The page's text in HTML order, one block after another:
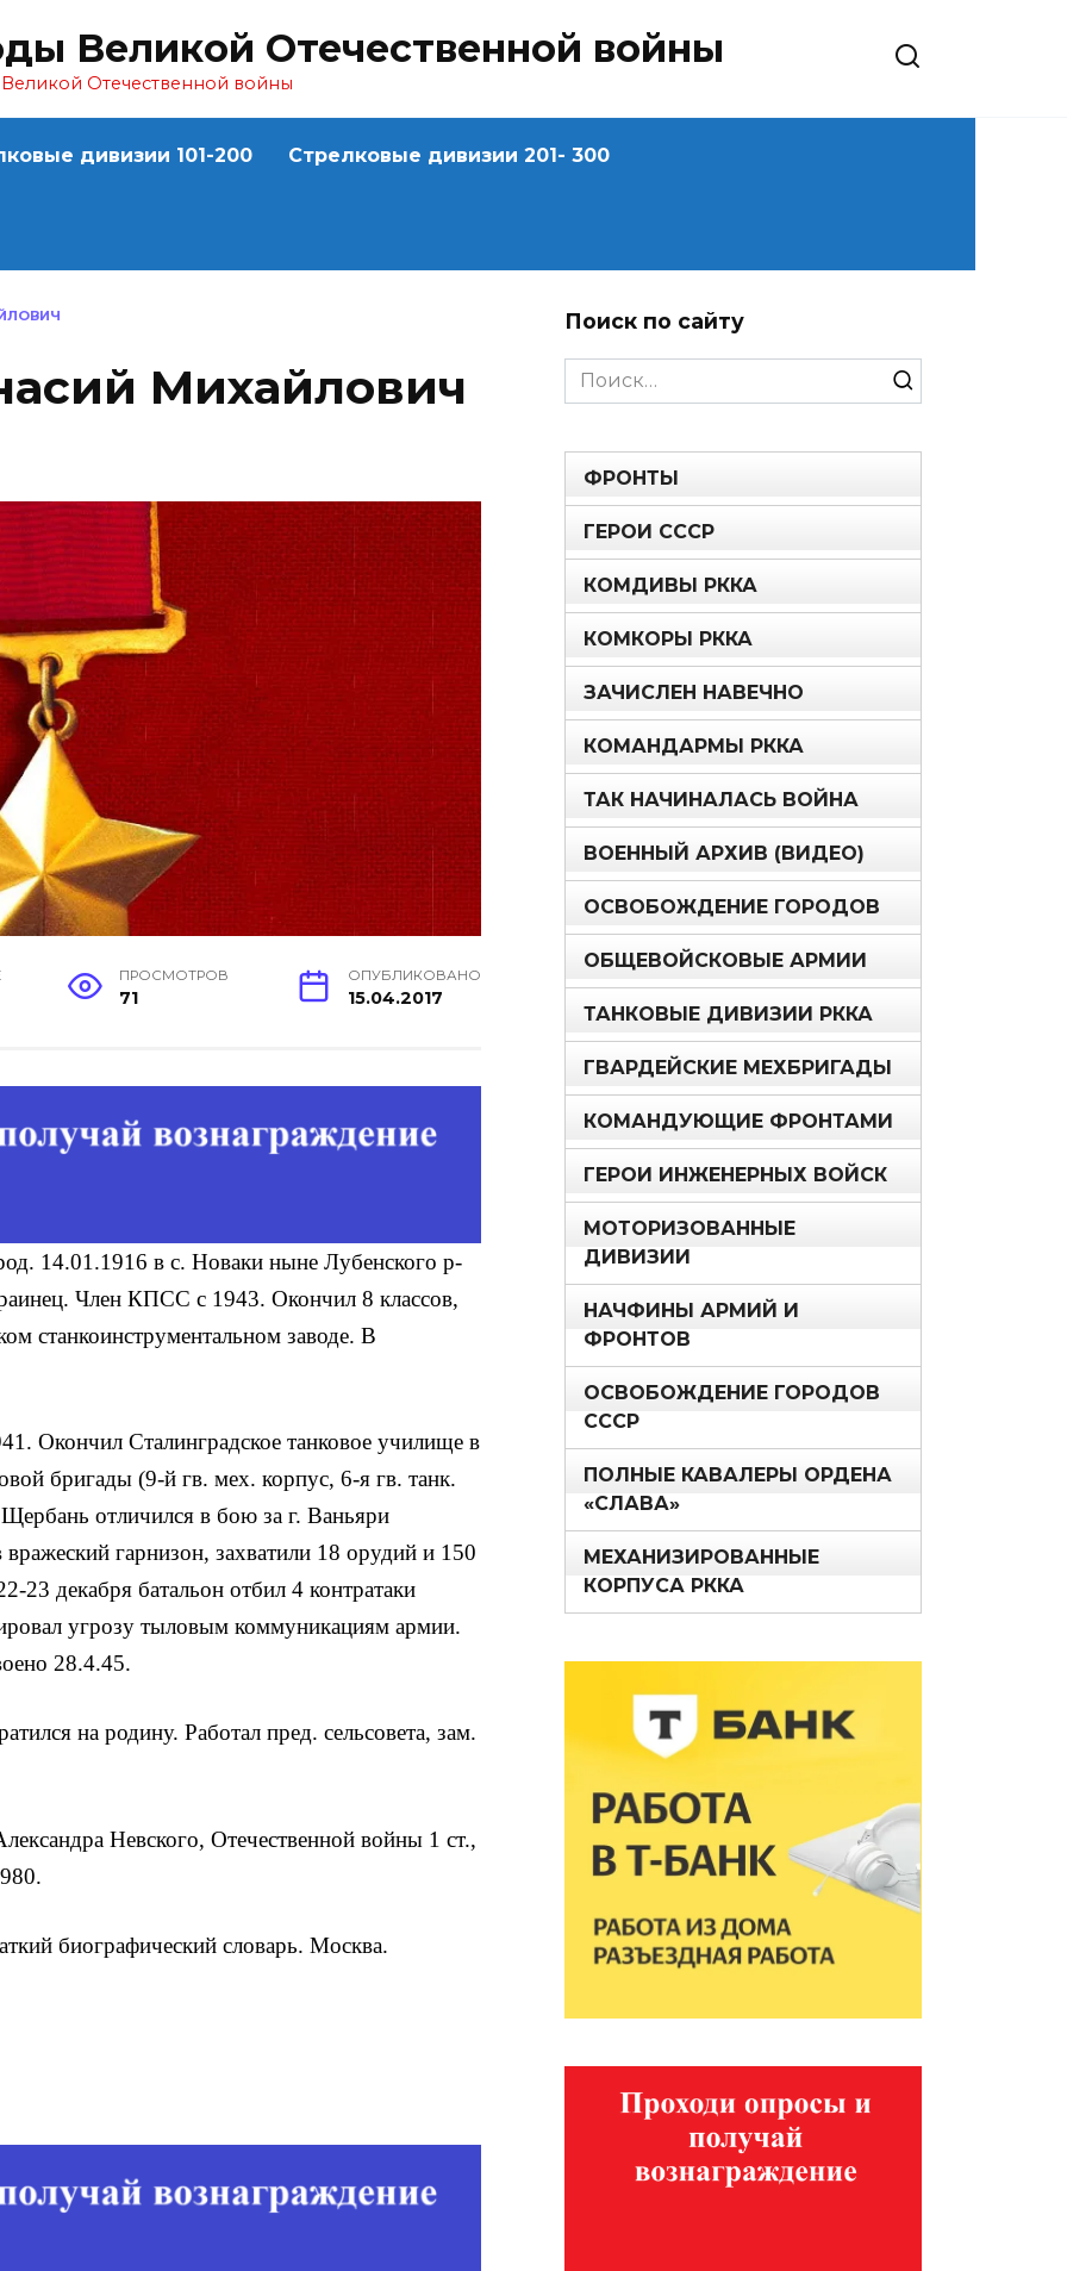
Великой Отечественной войны
Отечественной войны
дивизии 101-200 Стрелковые дивизии 201- 300
Михайлович
ПРОСМОТРОВ
71
ОПУБЛИКОВАНО
15.04.2017
14.01.1916 в с. Новаки ныне Лубенского р-
Член КПСС с 1943. Окончил 8 классов,
станкоинструментальном заводе. В
Окончил Сталинградское танковое училище в
бригады (9-й гв. мех. корпус, 6-я гв. танк.
отличился в бою за г. Ваньяри
гарнизон, захватили 18 орудий и 150
декабря батальон отбил 4 контратаки
угрозу тыловым коммуникациям армии.
28.4.45.
на родину. Работал пред. сель­совета, зам.
Невского, Отечественной войны 1 ст.,
биографический словарь. Москва.
Поиск по сайту
Search
for:
ФРОНТЫ
ГЕРОИ СССР
КОМДИВЫ РККА
КОМКОРЫ РККА
ЗАЧИСЛЕН НАВЕЧНО
КОМАНДАРМЫ РККА
ТАК НАЧИНАЛАСЬ ВОЙНА
ВОЕННЫЙ АРХИВ (ВИДЕО)
ОСВОБОЖДЕНИЕ ГОРОДОВ
ОБЩЕВОЙСКОВЫЕ АРМИИ
ТАНКОВЫЕ ДИВИЗИИ РККА
ГВАРДЕЙСКИЕ МЕХБРИГАДЫ
КОМАНДУЮЩИЕ ФРОНТАМИ
ГЕРОИ ИНЖЕНЕРНЫХ ВОЙСК
МОТОРИЗОВАННЫЕ
ДИВИЗИИ
НАЧФИНЫ АРМИЙ И
ФРОНТОВ
ОСВОБОЖДЕНИЕ ГОРОДОВ
СССР
ПОЛНЫЕ КАВАЛЕРЫ ОРДЕНА
«СЛАВА»
МЕХАНИЗИРОВАННЫЕ
КОРПУСА РККА